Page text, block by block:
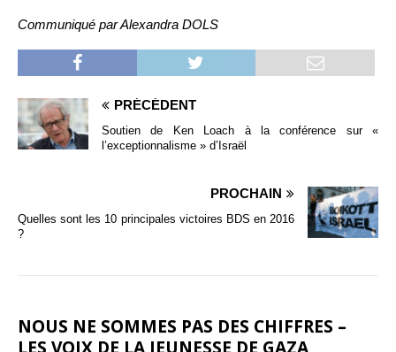
Communiqué par Alexandra DOLS
PRÉCÉDENT
Soutien de Ken Loach à la conférence sur «
l’exceptionnalisme » d’Israël
PROCHAIN
Quelles sont les 10 principales victoires BDS en 2016
?
NOUS NE SOMMES PAS DES CHIFFRES –
LES VOIX DE LA JEUNESSE DE GAZA